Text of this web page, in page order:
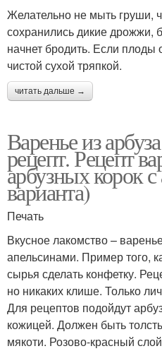
Желательно не мыть груши,
сохранились дикие дрожжи,
начнет бродить. Если плоды
чистой сухой тряпкой.
читать дальше →
Варенье из
рецепт. Рецепт
арбузных корок
варианта)
Печать
Вкусное лакомство –
апельсинами. Пример того,
сырья сделать конфетку.
но никаких клише. Только
Для рецептов подойдут
кожицей. Должен быть
мякоти. Розово-красный